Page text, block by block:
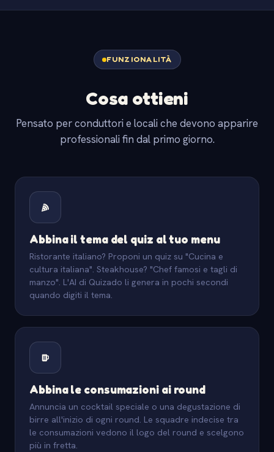
FUNZIONALITÀ
Cosa ottieni
Pensato per conduttori e locali che devono apparire
professionali fin dal primo giorno.
Abbina il tema del quiz al tuo menu
Ristorante italiano? Proponi un quiz su "Cucina e
cultura italiana". Steakhouse? "Chef famosi e tagli di
manzo". L'AI di Quizado li genera in pochi secondi
quando digiti il tema.
Abbina le consumazioni ai round
Annuncia un cocktail speciale o una degustazione di
birre all'inizio di ogni round. Le squadre indecise tra
le consumazioni vedono il logo del round e scelgono
più in fretta.